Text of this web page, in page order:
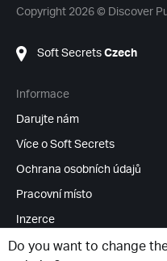
Do you want to change
Copyright 2026 © Discover
Soft Secrets Czech
Informace
Darujte nám
Více o Soft Secrets
Ochrana osobních údajů
Pracovní místo
Inzerce
RSS Feeds